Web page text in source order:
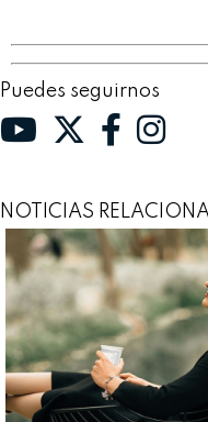
Puedes seguirnos
NOTICIAS